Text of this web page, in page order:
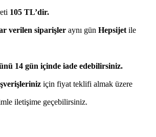
105 TL’dir.
verilen siparişler aynı gün Hepsijet ile
14 gün içinde iade edebilirsiniz.
için fiyat teklifi almak üzere
iletişime geçebilirsiniz.